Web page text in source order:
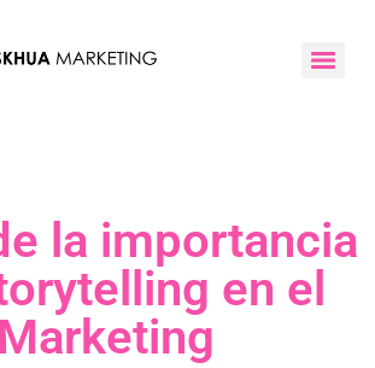
la importancia
en el
Marketing